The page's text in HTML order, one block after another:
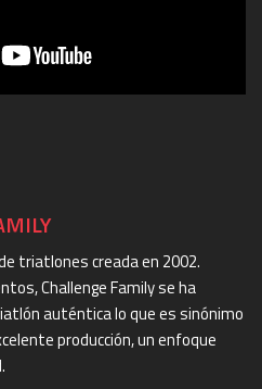
triatlones creada en 2002.
Challenge Family se ha
auténtica lo que es sinónimo
producción, un enfoque